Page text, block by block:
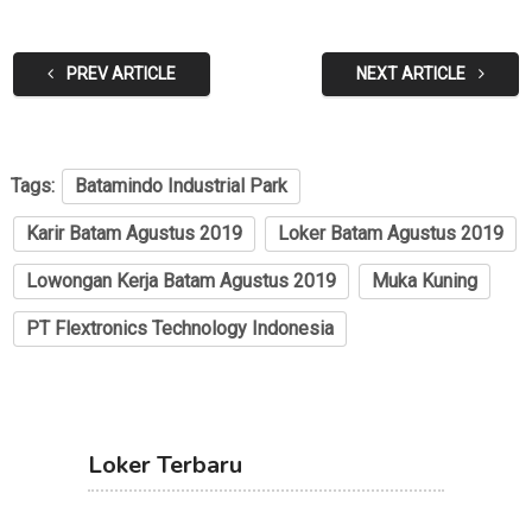
PREV ARTICLE NEXT ARTICLE
Tags: Batamindo Industrial Park
Karir Batam Agustus 2019 Loker Batam Agustus 2019
Lowongan Kerja Batam Agustus 2019 Muka Kuning
PT Flextronics Technology Indonesia
Loker Terbaru